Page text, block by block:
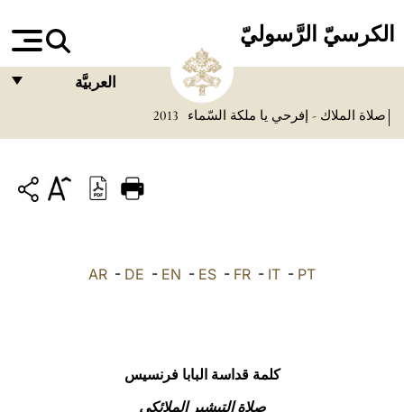
الكرسيّ الرَّسوليّ
العربيَّة
ITALIANO
صلاة الملاك - إفرحي يا ملكة السّماء 2013
AR - DE - EN - ES - FR - IT - PT
كلمة قداسة البابا فرنسيس
صلاة التبشير الملائكي